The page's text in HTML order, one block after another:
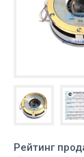
Рейтинг